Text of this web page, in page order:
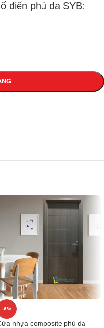
điển phủ da SYB:
-6%
nhựa composite phủ da